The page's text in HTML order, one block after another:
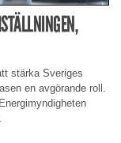
stärka Sveriges
en avgörande roll.